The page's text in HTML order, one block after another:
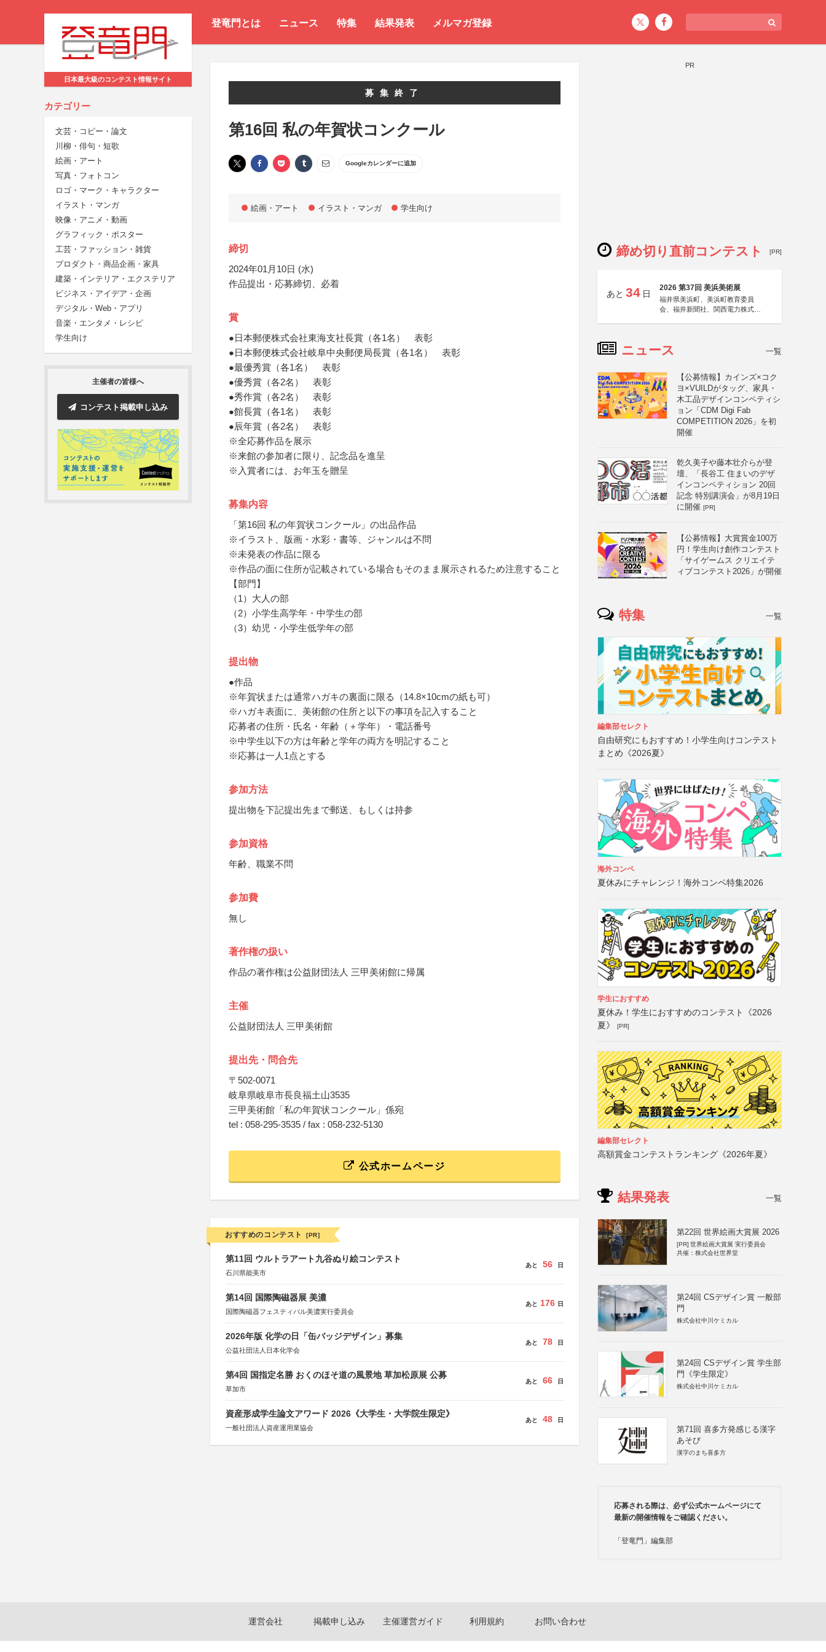
登竜門とは ニュース 特集 結果発表 メルマガ登録
日本最大級のコンテスト情報サイト
カテゴリー
文芸・コピー・論文
川柳・俳句・短歌
絵画・アート
写真・フォトコン
ロゴ・マーク・キャラクター
イラスト・マンガ
映像・アニメ・動画
グラフィック・ポスター
工芸・ファッション・雑貨
プロダクト・商品企画・家具
建築・インテリア・エクステリア
ビジネス・アイデア・企画
デジタル・Web・アプリ
音楽・エンタメ・レシピ
学生向け
主催者の皆様へ
コンテスト掲載申し込み
募集終了
第16回 私の年賀状コンクール
Googleカレンダーに追加
絵画・アート イラスト・マンガ 学生向け
締切
2024年01月10日 (水)
作品提出・応募締切、必着
賞
●日本郵便株式会社東海支社長賞（各1名） 表彰
●日本郵便株式会社岐阜中央郵便局長賞（各1名） 表彰
●最優秀賞（各1名） 表彰
●優秀賞（各2名） 表彰
●秀作賞（各2名） 表彰
●館長賞（各1名） 表彰
●辰年賞（各2名） 表彰
※全応募作品を展示
※来館の参加者に限り、記念品を進呈
※入賞者には、お年玉を贈呈
募集内容
「第16回 私の年賀状コンクール」の出品作品
※イラスト、版画・水彩・書等、ジャンルは不問
※未発表の作品に限る
※作品の面に住所が記載されている場合もそのまま展示されるため注意すること
【部門】
（1）大人の部
（2）小学生高学年・中学生の部
（3）幼児・小学生低学年の部
提出物
●作品
※年賀状または通常ハガキの裏面に限る（14.8×10cmの紙も可）
※ハガキ表面に、美術館の住所と以下の事項を記入すること
応募者の住所・氏名・年齢（＋学年）・電話番号
※中学生以下の方は年齢と学年の両方を明記すること
※応募は一人1点とする
参加方法
提出物を下記提出先まで郵送、もしくは持参
参加資格
年齢、職業不問
参加費
無し
著作権の扱い
作品の著作権は公益財団法人 三甲美術館に帰属
主催
公益財団法人 三甲美術館
提出先・問合先
〒502-0071
岐阜県岐阜市長良福土山3535
三甲美術館「私の年賀状コンクール」係宛
tel : 058-295-3535 / fax : 058-232-5130
公式ホームページ
おすすめのコンテスト [PR]
第11回 ウルトラアート九谷ぬり絵コンテスト
石川県能美市
あと 56 日
第14回 国際陶磁器展 美濃
国際陶磁器フェスティバル美濃実行委員会
あと 176 日
2026年版 化学の日「缶バッジデザイン」募集
公益社団法人日本化学会
あと 78 日
第4回 国指定名勝 おくのほそ道の風景地 草加松原展 公募
草加市
あと 66 日
資産形成学生論文アワード 2026《大学生・大学院生限定》
一般社団法人資産運用業協会
あと 48 日
PR
締め切り直前コンテスト [PR]
あと 34 日
2026 第37回 美浜美術展
福井県美浜町、美浜町教育委員
会、福井新聞社、関西電力株式会
ニュース 一覧
【公募情報】カインズ×コク
ヨ×VUILDがタッグ、家具・
木工品デザインコンペティシ
ョン「CDM Digi Fab
COMPETITION 2026」を初
開催
乾久美子や藤本壮介らが登
壇、「長谷工 住まいのデザ
インコンペティション 20回
記念 特別講演会」が8月19日
に開催 [PR]
【公募情報】大賞賞金100万
円！学生向け創作コンテスト
「サイゲームス クリエイテ
ィブコンテスト2026」が開催
特集 一覧
編集部セレクト
自由研究にもおすすめ！小学生向けコンテスト
まとめ《2026夏》
海外コンペ
夏休みにチャレンジ！海外コンペ特集2026
学生におすすめ
夏休み！学生におすすめのコンテスト《2026
夏》
[PR]
編集部セレクト
高額賞金コンテストランキング《2026年夏》
結果発表 一覧
第22回 世界絵画大賞展 2026
[PR] 世界絵画大賞展 実行委員会
共催：株式会社世界堂
第24回 CSデザイン賞 一般部
門
株式会社中川ケミカル
第24回 CSデザイン賞 学生部
門《学生限定》
株式会社中川ケミカル
第71回 喜多方発感じる漢字
あそび
漢字のまち喜多方
応募される際は、必ず公式ホームページにて
最新の開催情報をご確認ください。
「登竜門」編集部
運営会社 掲載申し込み 主催運営ガイド 利用規約 お問い合わせ